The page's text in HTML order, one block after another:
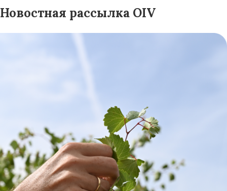
Новостная рассылка OIV